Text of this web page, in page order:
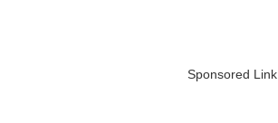
Sponsored Link